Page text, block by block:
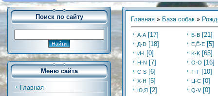
Поиск по сайту
Меню сайта
Главная
Главная » База собак »
А-А [17] Б-В [21]
Д-D [18] Е,Ё-Е [5]
И-I [0] K-K [65]
Н-N [7] O-O [16]
C-S [6] T-T [10]
Х-H [5] Ц-C [0]
Ю,Я [2] Q-V [0]